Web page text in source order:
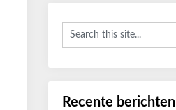
Recente berichten